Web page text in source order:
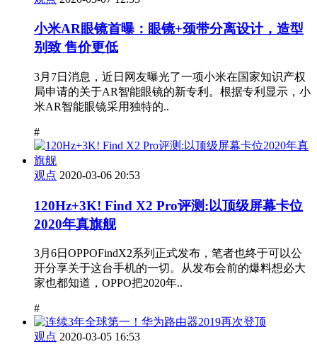
小米AR眼镜首曝：眼镜+颈带分离设计，造型
别致 售价更低
3月7日消息，近日网友曝光了一项小米在国家知识产权
局申请的关于AR智能眼镜的新专利。根据专利显示，小
米AR智能眼镜采用独特的..
#
观点 2020-03-06 20:53
120Hz+3K! Find X2 Pro评测:以顶级屏幕卡位
2020年真旗舰
3月6日OPPOFindX2系列正式发布，笔者也终于可以公
开分享关于这台手机的一切。从发布会前的爆料想必大
家也都知道，OPPO把2020年..
#
观点 2020-03-05 16:53